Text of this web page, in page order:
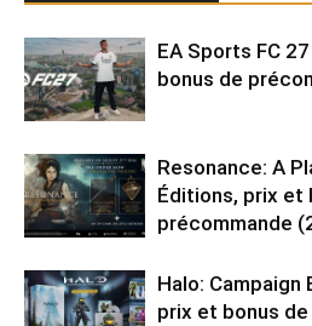
EA Sports FC
bonus de
Resonance: A
Éditions, prix et
précommande
Halo: Campaign
prix et bonus